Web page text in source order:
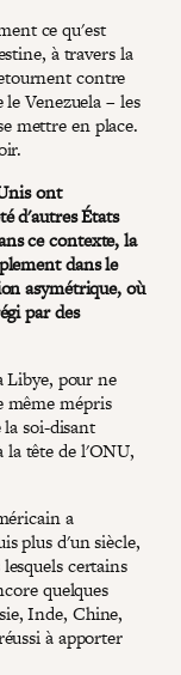
ce qu'est
à travers la
contre
Venezuela – les
mettre en place.
ont
d'autres États
ce contexte, la
dans le
asymétrique, où
par des
Libye, pour ne
même mépris
soi-disant
la tête de l'ONU,
a
plus d'un siècle,
certains
quelques
Inde, Chine,
à apporter